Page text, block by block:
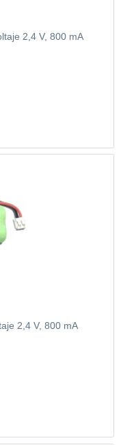
2,4 V, 800 mA
2,4 V, 800 mA